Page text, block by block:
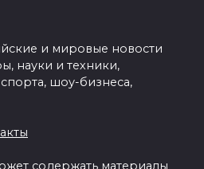
и мировые новости
науки и техники,
шоу-бизнеса,
содержать материалы